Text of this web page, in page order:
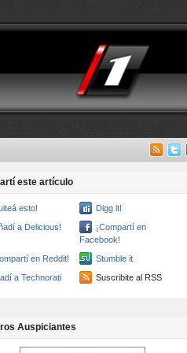
este artículo
esto!
Digg it!
a Delicious!
¡Compartí en
Facebook!
en Reddit!
Stumble it
a Technorati
Suscribite al RSS
Auspiciantes